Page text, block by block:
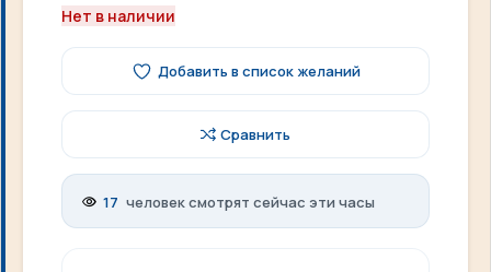
Нет в наличии
Добавить в список желаний
Сравнить
17 человек смотрят сейчас эти часы